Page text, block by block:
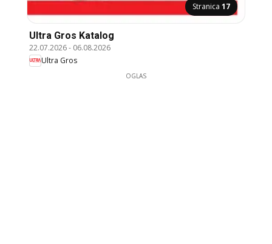
Stranica 17
Ultra Gros Katalog
22.07.2026- 06.08.2026
Ultra Gros
OGLAS